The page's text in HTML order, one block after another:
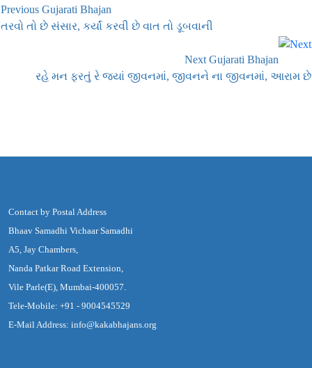
Previous Gujarati Bhajan
તરવો તો છે સંસાર, કર્યાં કરવી છે વાત તો ડૂબવાની
Next Gujarati Bhajan
રહે મન ફરતું રે જ્યાં જીવનમાં, જીવનને ના જીવનમાં, આરામ છે
Contact by Postal Address
Bhaav Samadhi Vichaar Samadhi
A5, Jay Chambers,
Nanda Patkar Road Extension,
Vile Parle(E), Mumbai-400057.
Tele-Mobile: +91 - 9004545529
E-Mail Address: info@kakabhajans.org